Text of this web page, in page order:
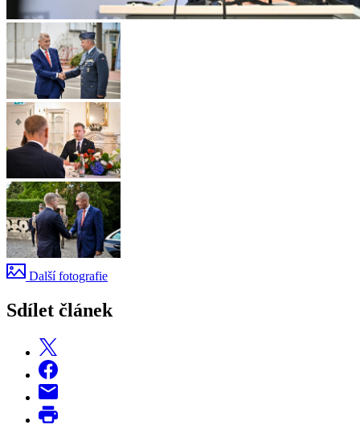
Další fotografie
Sdílet článek